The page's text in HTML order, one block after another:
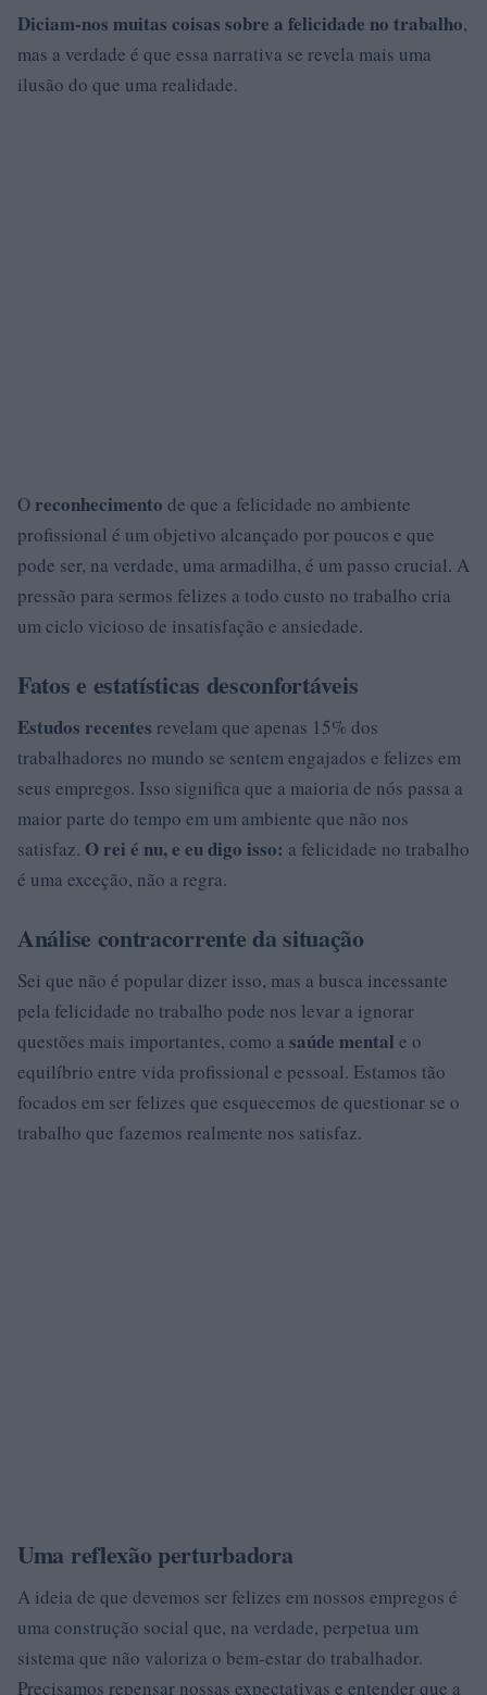
Diciam-nos muitas coisas sobre a felicidade no trabalho,
mas a verdade é que essa narrativa se revela mais uma
ilusão do que uma realidade.
O reconhecimento de que a felicidade no ambiente
profissional é um objetivo alcançado por poucos e que
pode ser, na verdade, uma armadilha, é um passo crucial. A
pressão para sermos felizes a todo custo no trabalho cria
um ciclo vicioso de insatisfação e ansiedade.
Fatos e estatísticas desconfortáveis
Estudos recentes revelam que apenas 15% dos
trabalhadores no mundo se sentem engajados e felizes em
seus empregos. Isso significa que a maioria de nós passa a
maior parte do tempo em um ambiente que não nos
satisfaz. O rei é nu, e eu digo isso: a felicidade no trabalho
é uma exceção, não a regra.
Análise contracorrente da situação
Sei que não é popular dizer isso, mas a busca incessante
pela felicidade no trabalho pode nos levar a ignorar
questões mais importantes, como a saúde mental e o
equilíbrio entre vida profissional e pessoal. Estamos tão
focados em ser felizes que esquecemos de questionar se o
trabalho que fazemos realmente nos satisfaz.
Uma reflexão perturbadora
A ideia de que devemos ser felizes em nossos empregos é
uma construção social que, na verdade, perpetua um
sistema que não valoriza o bem-estar do trabalhador.
Precisamos repensar nossas expectativas e entender que a